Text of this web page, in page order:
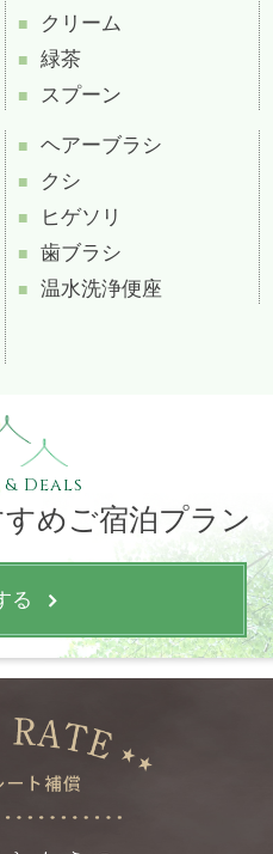
クリーム
緑茶
スプーン
ヘアーブラシ
クシ
ヒゲソリ
歯ブラシ
温水洗浄便座
Deals
めご宿泊プラン
る